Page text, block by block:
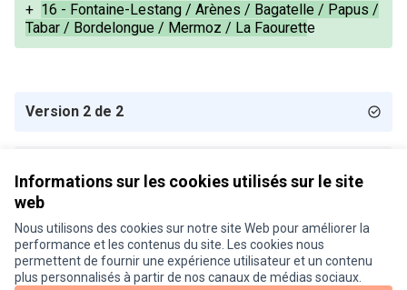
Informations sur les cookies utilisés sur le site
web
Nous utilisons des cookies sur notre site Web pour améliorer la
performance et les contenus du site. Les cookies nous
permettent de fournir une expérience utilisateur et un contenu
plus personnalisés à partir de nos canaux de médias sociaux.
+ 16 - Fontaine-Lestang / Arènes / Bagatelle / Papus /
Tabar / Bordelongue / Mermoz / La Faourette
Version 2 de 2
Conditions d'utilisation
Paramètres des cookies
Je participe ! sur X
Je participe ! sur Facebook
Je participe ! sur Instagram